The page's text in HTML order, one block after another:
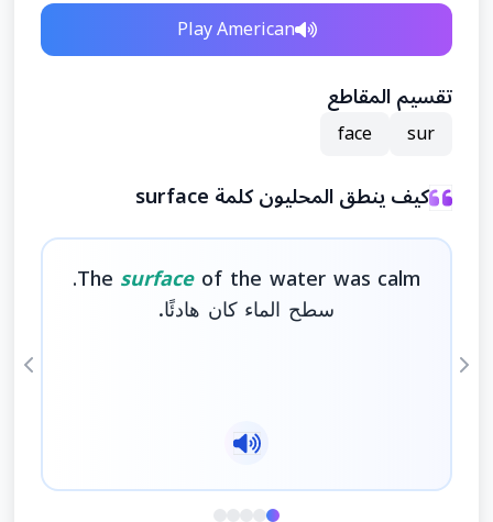
Play American
تقسيم المقاطع
sur
face
كيف ينطق المحليون كلمة surface
The surfaceof the water was calm.
سطح الماء كان هادئًا.
Next